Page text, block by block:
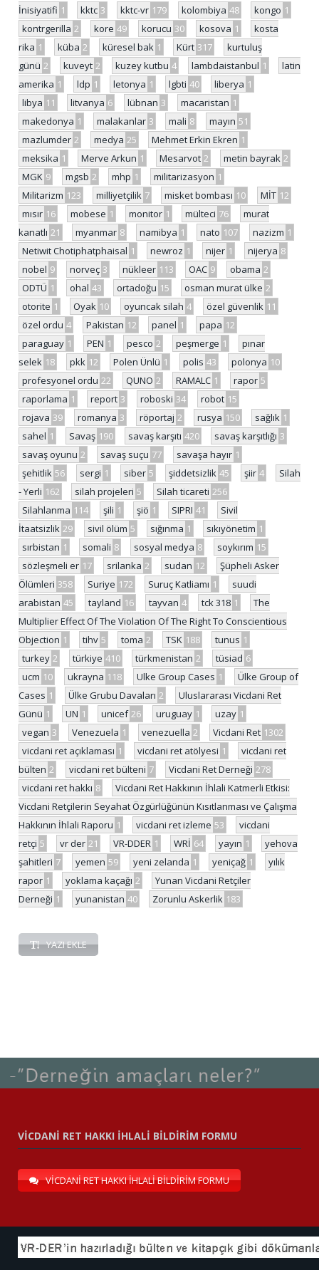
İnisiyatifi 1 kktc 3 kktc-vr 179 kolombiya 48 kongo 1
kontrgerilla 2 kore 49 korucu 30 kosova 1
kosta
rika 1 küba 2 küresel bak 1 Kürt 317
kurtuluş
günü 2 kuveyt 2 kuzey kutbu 4 lambdaistanbul 1
latin
amerika 1 ldp 1 letonya 1 lgbti 40 liberya 1
libya 11 litvanya 6 lübnan 3 macaristan 1
makedonya 1 malakanlar 3 mali 8 mayın 51
mazlumder 2 medya 25 Mehmet Erkin Ekren 1
meksika 1 Merve Arkun 1 Mesarvot 2 metin bayrak 2
MGK 9 mgsb 2 mhp 1 militarizasyon 1
Militarizm 123 milliyetçilik 7 misket bombası 10 MİT 12
mısır 16 mobese 1 monitor 1 mülteci 76
murat
kanatlı 21 myanmar 8 namibya 1 nato 107 nazizm 1
Netiwit Chotiphatphaisal 1 newroz 1 nijer 1 nijerya 8
nobel 9 norveç 3 nükleer 113 OAC 9 obama 2
ODTÜ 1 ohal 43 ortadoğu 15 osman murat ülke 2
otorite 1 Oyak 10 oyuncak silah 4 özel güvenlik 11
özel ordu 4 Pakistan 12 panel 1 papa 12
paraguay 1 PEN 1 pesco 2 peşmerge 1
pınar
selek 18 pkk 12 Polen Ünlü 1 polis 43 polonya 10
profesyonel ordu 22 QUNO 2 RAMALC 1 rapor 5
raporlama 1 report 3 roboski 34 robot 15
rojava 39 romanya 3 röportaj 2 rusya 150 sağlık 1
sahel 1 Savaş 190 savaş karşıtı 420 savaş karşıtlığı 3
savaş oyunu 2 savaş suçu 77 savaşa hayır 1
şehitlik 56 sergi 1 siber 5 şiddetsizlik 45 şiir 4
Silah
- Yerli 162 silah projeleri 5 Silah ticareti 256
Silahlanma 114 şili 1 şiö 1 SIPRI 41
Sivil
İtaatsizlik 29 sivil ölüm 5 sığınma 1 sıkıyönetim 1
sırbistan 1 somali 8 sosyal medya 8 soykırım 15
sözleşmeli er 17 srilanka 2 sudan 12
Şüpheli Asker
Ölümleri 358 Suriye 172 Suruç Katliamı 1
suudi
arabistan 45 tayland 16 tayvan 4 tck 318 1
The
Multiplier Effect Of The Violation Of The Right To Conscientious
Objection 1 tihv 5 toma 2 TSK 188 tunus 1
turkey 2 türkiye 410 türkmenistan 2 tüsiad 6
ucm 10 ukrayna 118 Ulke Group Cases 1
Ülke Group of
Cases 1 Ülke Grubu Davaları 2
Uluslararası Vicdani Ret
Günü 1 UN 1 unicef 26 uruguay 1 uzay 1
vegan 3 Venezuela 1 venezuella 2 Vicdani Ret 1302
vicdani ret açıklaması 1 vicdani ret atölyesi 1
vicdani ret
bülten 2 vicdani ret bülteni 7 Vicdani Ret Derneği 278
vicdani ret hakkı 8
Vicdani Ret Hakkının İhlali Katmerli Etkisi:
Vicdani Retçilerin Seyahat Özgürlüğünün Kısıtlanması ve Çalışma
Hakkının İhlali Raporu 1 vicdani ret izleme 53
vicdani
retçi 5 vr der 21 VR-DDER 1 WRİ 64 yayın 1
yehova
şahitleri 7 yemen 59 yeni zelanda 1 yeniçağ 1
yılık
rapor 1 yoklama kaçağı 2
Yunan Vicdani Retçiler
Derneği 1 yunanistan 40 Zorunlu Askerlik 183
YAZI EKLE
VİCDANİ RET HAKKI İHLALİ BİLDİRİM FORMU
VİCDANİ RET HAKKI İHLALİ BİLDİRİM FORMU